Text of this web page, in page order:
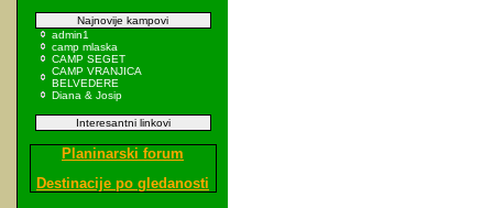
Najnovije kampovi
admin1
camp mlaska
CAMP SEGET
CAMP VRANJICA
BELVEDERE
Diana & Josip
Interesantni linkovi
Planinarski forum
Destinacije po gledanosti